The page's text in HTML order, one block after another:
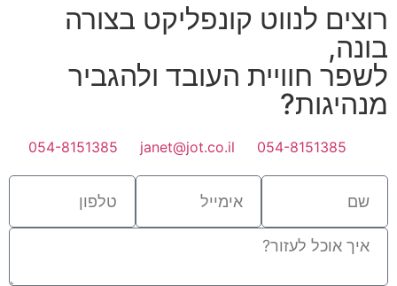
רוצים לנווט קונפליקט בצורה
בונה,
לשפר חוויית העובד ולהגביר
מנהיגות?
054-8151385
janet@jot.co.il
054-8151385